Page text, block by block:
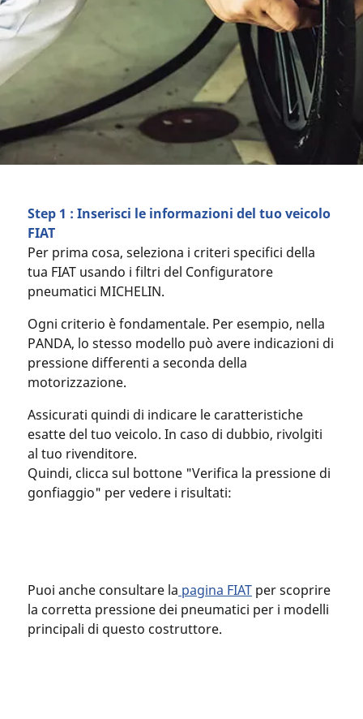
Step 1 : Inserisci le informazioni del tuo veicolo
FIAT
Per prima cosa, seleziona i criteri specifici della
tua FIAT usando i filtri del Configuratore
pneumatici MICHELIN.
Ogni criterio è fondamentale. Per esempio, nella
PANDA, lo stesso modello può avere indicazioni di
pressione differenti a seconda della
motorizzazione.
Assicurati quindi di indicare le caratteristiche
esatte del tuo veicolo. In caso di dubbio, rivolgiti
al tuo rivenditore.
Quindi, clicca sul bottone "Verifica la pressione di
gonfiaggio" per vedere i risultati:
Puoi anche consultare la pagina FIATper scoprire
la corretta pressione dei pneumatici per i modelli
principali di questo costruttore.